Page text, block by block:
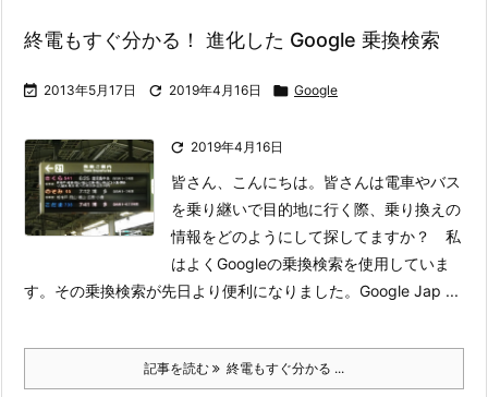
終電もすぐ分かる！ 進化した Google 乗換検索
 2013年5月17日  2019年4月16日  Google
 2019年4月16日
皆さん、こんにちは。皆さんは電車やバス
を乗り継いで目的地に行く際、乗り換えの
情報をどのようにして探してますか？ 私
はよくGoogleの乗換検索を使用していま
す。その乗換検索が先日より便利になりました。 Google Jap ...
記事を読む 終電もすぐ分かる ...